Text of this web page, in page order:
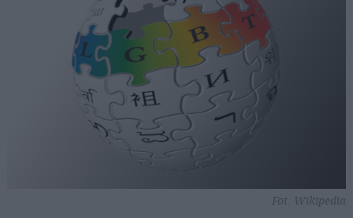
Fot. Wikipedia